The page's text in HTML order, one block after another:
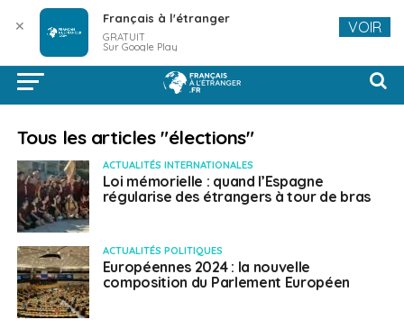
Tous les articles "élections"
ACTUALITÉS INTERNATIONALES
Loi mémorielle : quand l’Espagne
régularise des étrangers à tour de bras
ACTUALITÉS POLITIQUES
Européennes 2024 : la nouvelle
composition du Parlement Européen
✕ Français à l'étranger
GRATUIT
Sur Google Play
VOIR